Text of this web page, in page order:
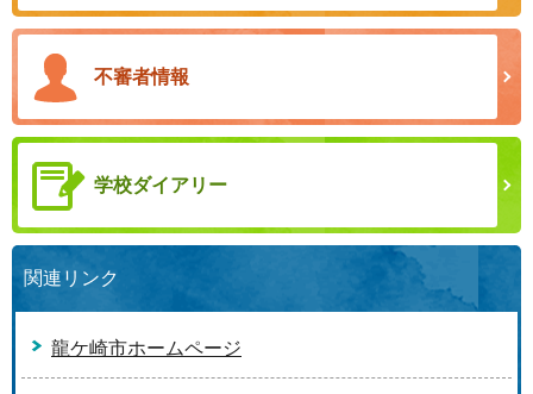
不審者情報
学校ダイアリー
関連リンク
龍ケ崎市ホームページ